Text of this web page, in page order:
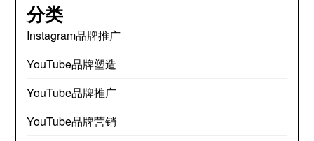
分类
Instagram品牌推广
YouTube品牌塑造
YouTube品牌推广
YouTube品牌营销